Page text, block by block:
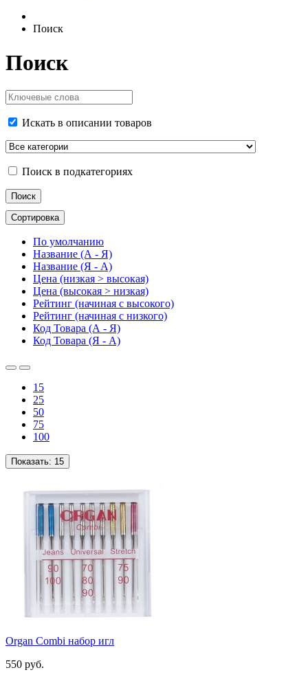
Поиск
Поиск
Искать в описании товаров
Поиск в подкатегориях
Сортировка
По умолчанию
Название (А - Я)
Название (Я - А)
Цена (низкая > высокая)
Цена (высокая > низкая)
Рейтинг (начиная с высокого)
Рейтинг (начиная с низкого)
Код Товара (А - Я)
Код Товара (Я - А)
15
25
50
75
100
Показать: 15
Organ Combi набор игл
550 руб.